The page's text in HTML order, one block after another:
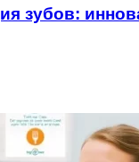
зубов: